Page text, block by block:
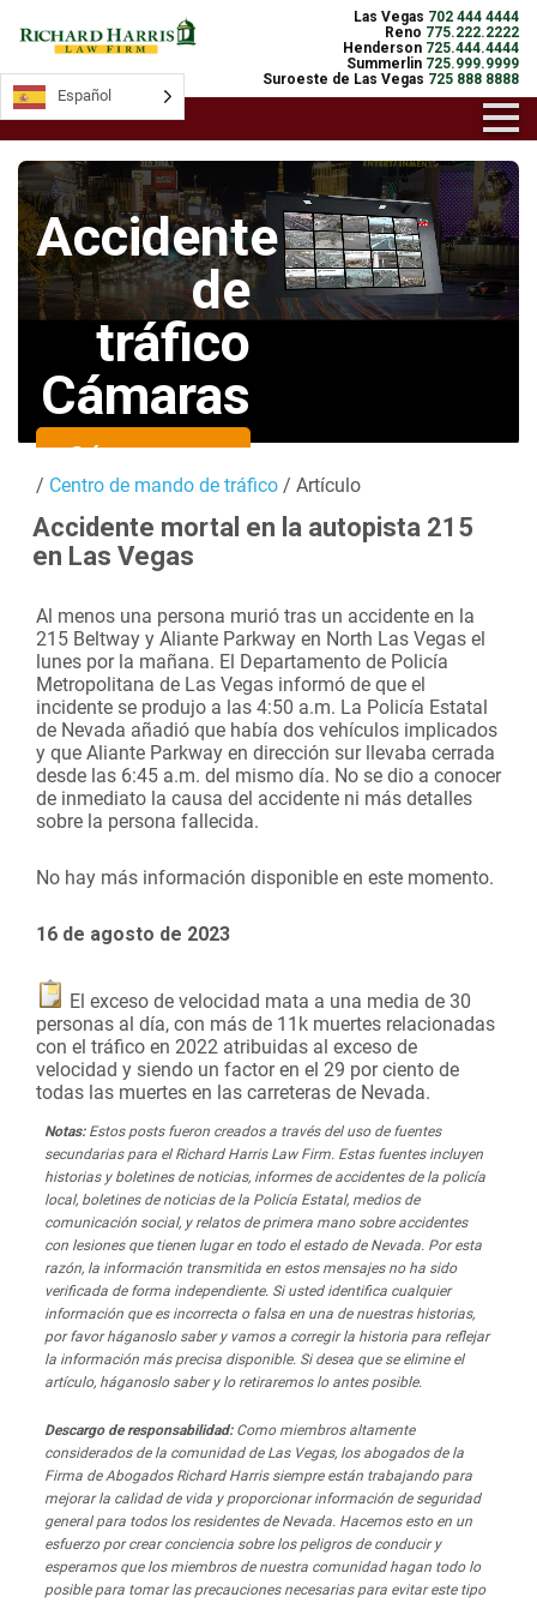
Las Vegas 702 444 4444
Reno 775.222.2222
Henderson 725.444.4444
Summerlin 725.999.9999
Suroeste de Las Vegas 725 888 8888
Accidente
de
tráfico
Cámaras
Cámaras en
directo
/ Centro de mando de tráfico / Artículo
Accidente mortal en la autopista 215
en Las Vegas
Al menos una persona murió tras un accidente en la
215 Beltway y Aliante Parkway en North Las Vegas el
lunes por la mañana. El Departamento de Policía
Metropolitana de Las Vegas informó de que el
incidente se produjo a las 4:50 a.m. La Policía Estatal
de Nevada añadió que había dos vehículos implicados
y que Aliante Parkway en dirección sur llevaba cerrada
desde las 6:45 a.m. del mismo día. No se dio a conocer
de inmediato la causa del accidente ni más detalles
sobre la persona fallecida.
No hay más información disponible en este momento.
16 de agosto de 2023
El exceso de velocidad mata a una media de 30
personas al día, con más de 11k muertes relacionadas
con el tráfico en 2022 atribuidas al exceso de
velocidad y siendo un factor en el 29 por ciento de
todas las muertes en las carreteras de Nevada.
Notas:Estos posts fueron creados a través del uso de fuentes
secundarias para el Richard Harris Law Firm. Estas fuentes incluyen
historias y boletines de noticias, informes de accidentes de la policía
local, boletines de noticias de la Policía Estatal, medios de
comunicación social, y relatos de primera mano sobre accidentes
con lesiones que tienen lugar en todo el estado de Nevada. Por esta
razón, la información transmitida en estos mensajes no ha sido
verificada de forma independiente. Si usted identifica cualquier
información que es incorrecta o falsa en una de nuestras historias,
por favor háganoslo saber y vamos a corregir la historia para reflejar
la información más precisa disponible. Si desea que se elimine el
artículo, háganoslo saber y lo retiraremos lo antes posible.
Descargo de responsabilidad:Como miembros altamente
considerados de la comunidad de Las Vegas, los abogados de la
Firma de Abogados Richard Harris siempre están trabajando para
mejorar la calidad de vida y proporcionar información de seguridad
general para todos los residentes de Nevada. Hacemos esto en un
esfuerzo por crear conciencia sobre los peligros de conducir y
esperamos que los miembros de nuestra comunidad hagan todo lo
posible para tomar las precauciones necesarias para evitar este tipo
Español
Español